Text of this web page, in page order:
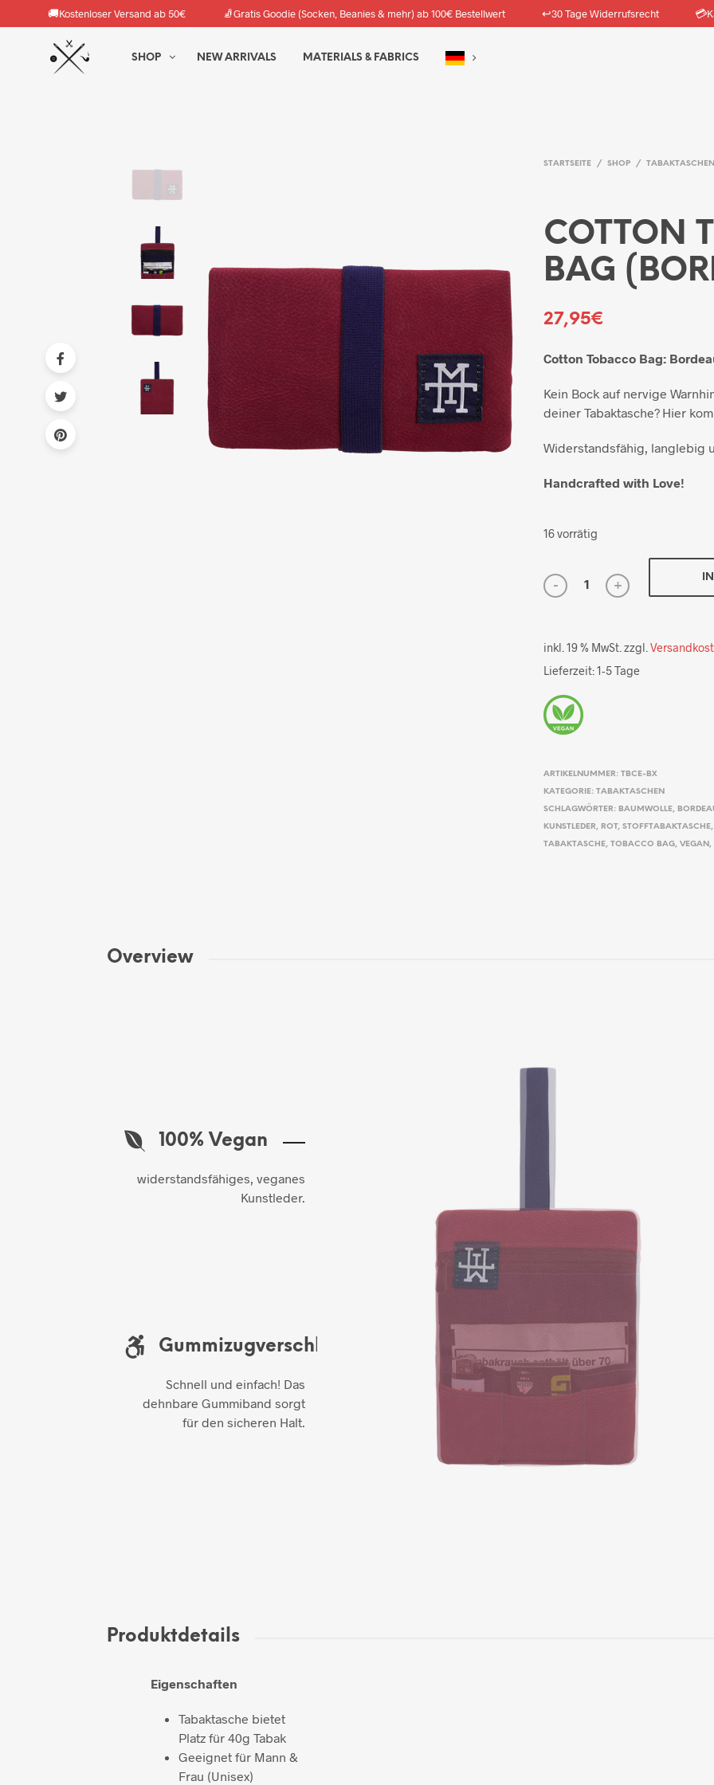
🚚Kostenloser Versand ab 50€ 🧦Gratis Goodie (Socken, Beanies & mehr) ab 100€ Bestellwert ↩️30 Tage Widerrufsrecht 💳
SHOP NEW ARRIVALS MATERIALS & FABRICS
STARTSEITE / SHOP / TABAKTASCHEN
COTTON
BAG
27,95€
Cotton Tobacco Bag:
Kein Bock auf nervige
deiner Tabaktasche? Hier
Widerstandsfähig, langlebig
Handcrafted with Love!
16 vorrätig
inkl. 19 % MwSt. zzgl.
Lieferzeit:1-5 Tage
ARTIKELNUMMER: TBCE-BX
KATEGORIE: TABAKTASCHEN
SCHLAGWÖRTER: BAUMWOLLE,
KUNSTLEDER, ROT, STOFFTABAKTASCHE
TABAKTASCHE, TOBACCO BAG, VEGAN ,
Overview
100% Vegan
widerstandsfähiges, veganes
Kunstleder.
Gummizugverschluss
Schnell und einfach! Das
dehnbare Gummiband sorgt
für den sicheren Halt.
Produktdetails
Eigenschaften
Tabaktasche bietet
Platz für 40g Tabak
Geeignet für Mann &
Frau (Unisex)